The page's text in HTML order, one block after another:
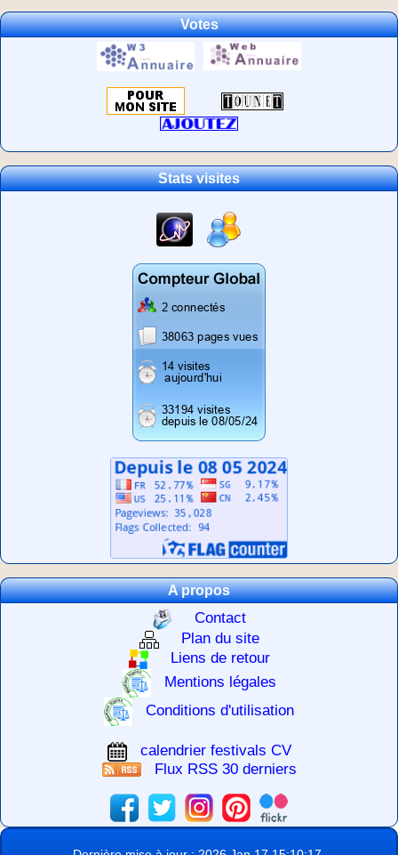
Votes
Stats visites
A propos
Contact
Plan du site
Liens de retour
Mentions légales
Conditions d'utilisation
calendrier festivals CV
Flux RSS 30 derniers